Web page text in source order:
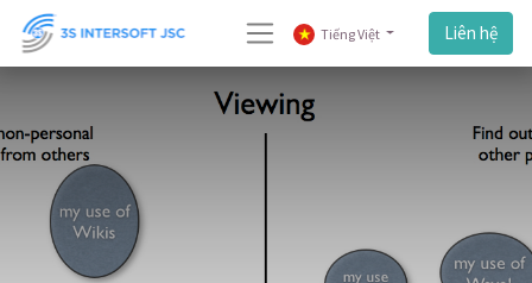
Tiếng Việt Liên hệ